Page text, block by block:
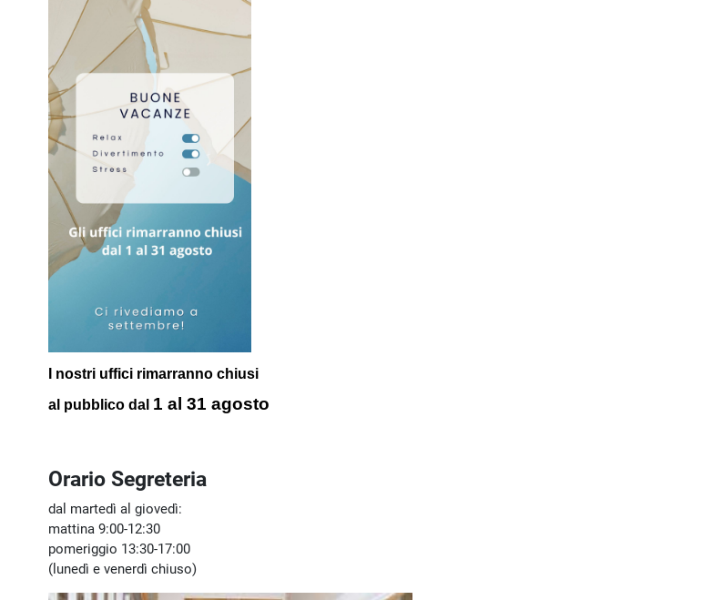
I nostri uffici rimarranno chiusi
al pubblicodal 1 al 31 agosto
Orario Segreteria
dal martedì al giovedì:
mattina 9:00-12:30
pomeriggio 13:30-17:00
(lunedì e venerdì chiuso)